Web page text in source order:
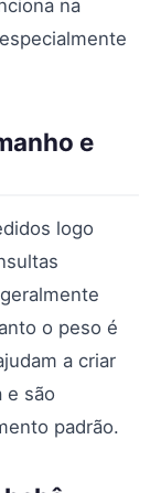
na
e
logo
o peso é
a criar
e são
padrão.